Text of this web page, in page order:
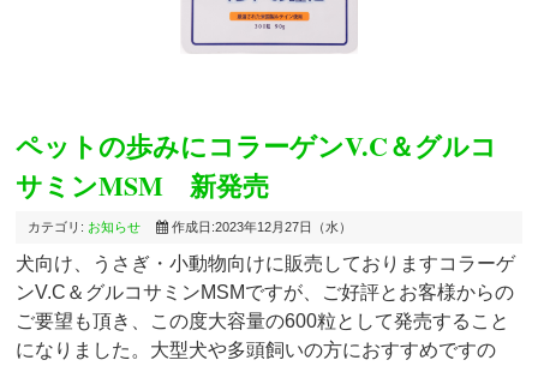
ペットの歩みにコラーゲンV.C＆グルコ
サミンMSM 新発売
カテゴリ: お知らせ 作成日:2023年12月27日（水）
犬向け、うさぎ・小動物向けに販売しておりますコラーゲ
ンV.C＆グルコサミンMSMですが、ご好評とお客様からの
ご要望も頂き、この度大容量の600粒として発売すること
になりました。大型犬や多頭飼いの方におすすめですの